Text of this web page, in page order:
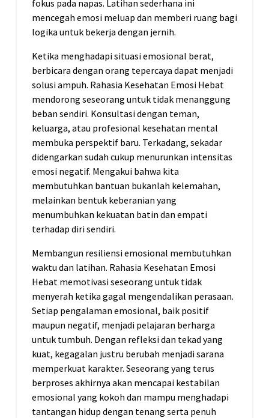
fokus pada napas. Latihan sederhana ini
mencegah emosi meluap dan memberi ruang bagi
logika untuk bekerja dengan jernih.
Ketika menghadapi situasi emosional berat,
berbicara dengan orang tepercaya dapat menjadi
solusi ampuh. Rahasia Kesehatan Emosi Hebat
mendorong seseorang untuk tidak menanggung
beban sendiri. Konsultasi dengan teman,
keluarga, atau profesional kesehatan mental
membuka perspektif baru. Terkadang, sekadar
didengarkan sudah cukup menurunkan intensitas
emosi negatif. Mengakui bahwa kita
membutuhkan bantuan bukanlah kelemahan,
melainkan bentuk keberanian yang
menumbuhkan kekuatan batin dan empati
terhadap diri sendiri.
Membangun resiliensi emosional membutuhkan
waktu dan latihan. Rahasia Kesehatan Emosi
Hebat memotivasi seseorang untuk tidak
menyerah ketika gagal mengendalikan perasaan.
Setiap pengalaman emosional, baik positif
maupun negatif, menjadi pelajaran berharga
untuk tumbuh. Dengan refleksi dan tekad yang
kuat, kegagalan justru berubah menjadi sarana
memperkuat karakter. Seseorang yang terus
berproses akhirnya akan mencapai kestabilan
emosional yang kokoh dan mampu menghadapi
tantangan hidup dengan tenang serta penuh